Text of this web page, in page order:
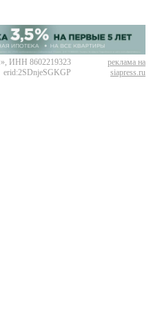
ИНН 8602219323
erid:2SDnjeSGKGP
реклама на
siapress.ru